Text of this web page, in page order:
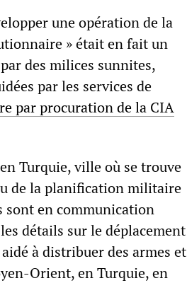
une opération de la
» était en fait un
des milices sunnites,
par les services de
par procuration de la CIA
Turquie, ville où se trouve
de la planification militaire
sont en communication
détails sur le déplacement
à distribuer des armes et
Orient, en Turquie, en